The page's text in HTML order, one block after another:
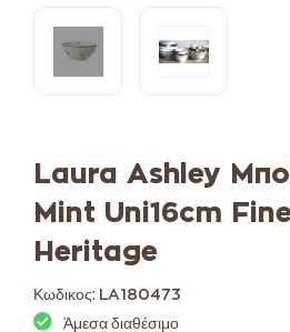
Laura Ashley
Mint Uni16cm
Heritage
Κωδικος: LA180473
Άμεσα διαθέσιμο